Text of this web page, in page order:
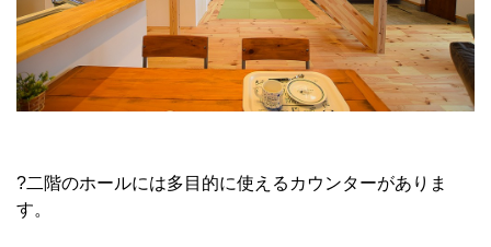
?二階のホールには多目的に使えるカウンターがありま
す。